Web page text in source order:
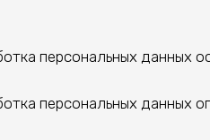
персональных данных
персональных данных